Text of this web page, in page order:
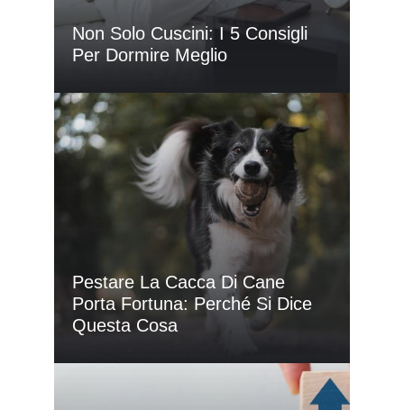
Non Solo Cuscini: I 5 Consigli
Per Dormire Meglio
Pestare La Cacca Di Cane
Porta Fortuna: Perché Si Dice
Questa Cosa